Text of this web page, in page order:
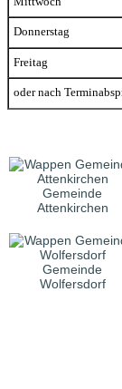
Donnerstag
Freitag
oder nach
Gemeinde
Attenkirchen
Gemeinde
Wolfersdorf